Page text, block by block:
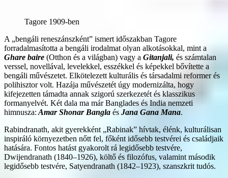
Tagore 1909-ben
A „bengáli reneszánszként” ismert időszakban Tagore
forradalmasította a bengáli irodalmat olyan alkotásokkal, mint a
Ghare baire (Otthon és a világban) vagy a Gitanjali, és számtalan
verssel, novellával, levelekkel, esszékkel és képekkel bővítette a
bengáli művészetet. Elkötelezett kulturális és társadalmi reformer és
polihisztor volt. Hazája művészetét úgy modernizálta, hogy
kifejezetten támadta annak szigorú szerkezetét és klasszikus
formanyelvét. Két dala ma már Banglades és India nemzeti
himnusza: Amar Shonar Bangla és Jana Gana Mana.
Rabindranath, akit gyerekként „Rabinak” hívtak, élénk, kulturálisan
inspiráló környezetben nőtt fel, főként idősebb testvérei és családjaik
hatására. Fontos hatást gyakorolt rá ​​legidősebb testvére,
Dwijendranath (1840–1926), költő és filozófus, valamint második
legidősebb testvére, Satyendranath (1842–1923), szanszkrit tudós.